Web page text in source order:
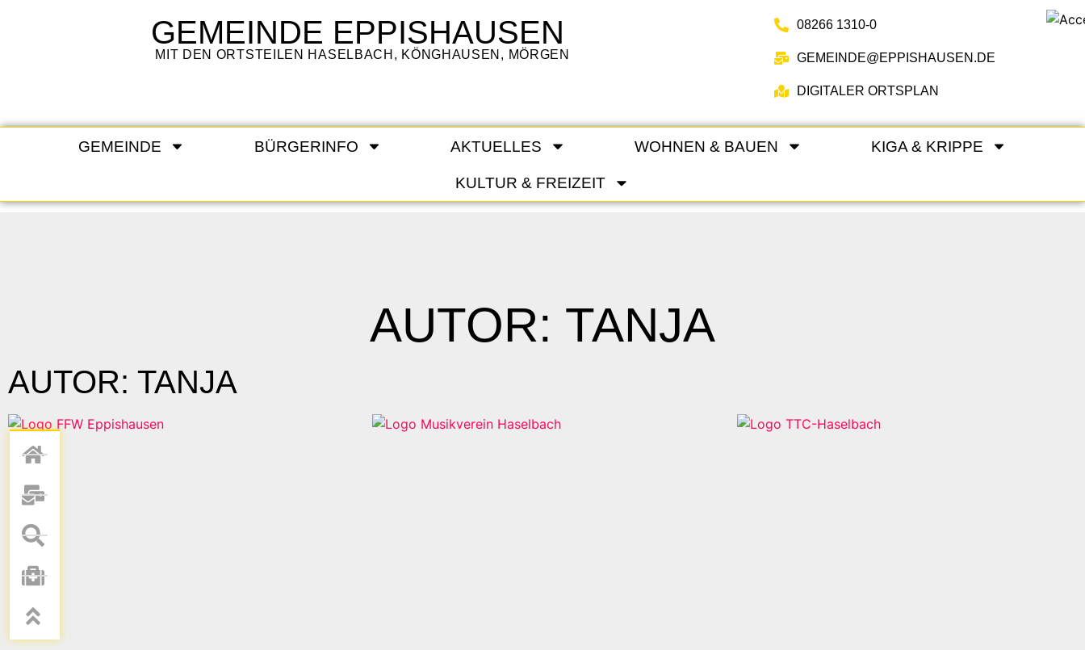
GEMEINDE EPPISHAUSEN
MIT DEN ORTSTEILEN HASELBACH, KÖNGHAUSEN, MÖRGEN
08266 1310-0
GEMEINDE@EPPISHAUSEN.DE
DIGITALER ORTSPLAN
GEMEINDE BÜRGERINFO AKTUELLES WOHNEN & BAUEN KIGA & KRIPPE
KULTUR & FREIZEIT
AUTOR: TANJA
AUTOR: TANJA